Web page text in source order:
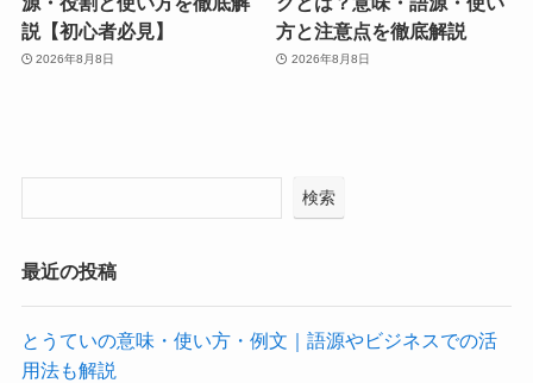
説【初心者必見】
2026年8月8日
方と注意点を徹底解説
2026年8月8日
検索
最近の投稿
とうていの意味・使い方・例文｜語源やビジネスでの活
用法も解説